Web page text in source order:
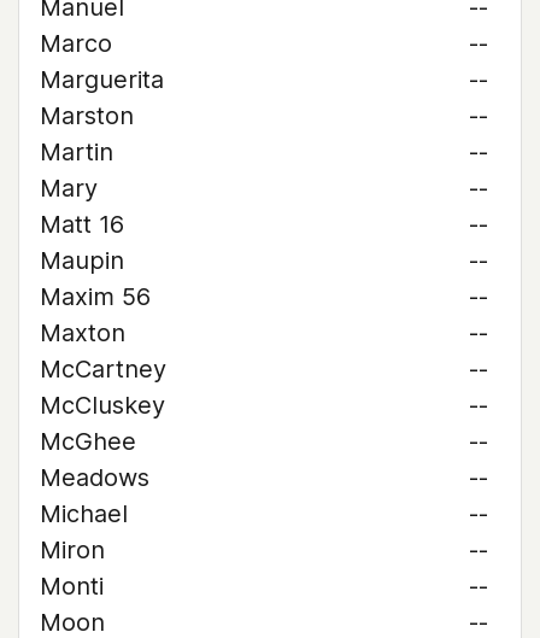
Manuel
--
Marco
--
Marguerita
--
Marston
--
Martin
--
Mary
--
Matt 16
--
Maupin
--
Maxim 56
--
Maxton
--
McCartney
--
McCluskey
--
McGhee
--
Meadows
--
Michael
--
Miron
--
Monti
--
Moon
--